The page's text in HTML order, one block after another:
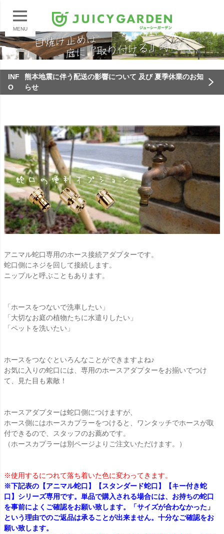
MENU
INF
O
熊本地震に伴う配送の影響について 及び 夏季休業のお知
らせ
アニマル蛇口専用のホース接続アダプターです。
蛇口側にネジを回して接続します。
ニップルと呼ぶこともあります。
「ホースをつないで洗車したい」
「大切なお庭の植物たちに水遣りしたい」
「ペットを洗いたい」
ホースをつなぐといろんなことができますよね♪
お気に入りの蛇口には、専用のホースアダプターをお揃いでつけ
て、見た目も素敵！
ホースアダプターは蛇口側につけますが、
ホース側にはホースカプラーをつけると、ワンタッチでホースが取
付できるので、スタッフのお薦めです。
（ホースカプラーは別ページよりご注文いただけます。）
※使用するにつれて落ち着いた色に変わってきます。
※下記表の【アニマル蛇口】【スタンダード蛇口】【キー付き蛇
口】シリーズ専用です。単品で購入される場合には、お持ちの蛇口
を事前によくご確認をお願い致します。「サイズが合わなかった」
という理由でのご返品は承ることが出来ません。十分なご確認をお
願い致します。